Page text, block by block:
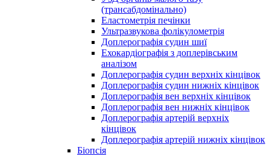
(трансабдомінально)
Еластометрія печінки
Ультразвукова фолікулометрія
Доплерографія судин шиї
Ехокардіографія з доплерівським
аналізом
Доплерографія судин верхніх кінцівок
Доплерографія судин нижніх кінцівок
Доплерографія вен верхніх кінцівок
Доплерографія вен нижніх кінцівок
Доплерографія артерій верхніх
кінцівок
Доплерографія артерій нижніх кінцівок
Біопсія